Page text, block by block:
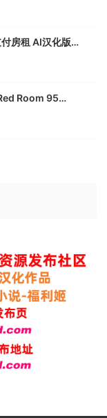
房租 AI汉化版
Room 95